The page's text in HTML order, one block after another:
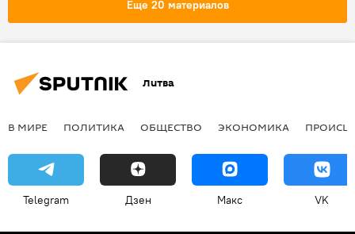
Еще 20 материалов
Литва
В МИРЕ ПОЛИТИКА ОБЩЕСТВО ЭКОНОМИКА
Telegram Дзен Макс VK